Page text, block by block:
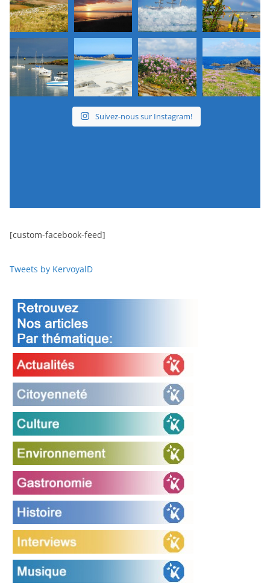
Suivez-nous sur Instagram!
[custom-facebook-feed]
Tweets by KervoyalD